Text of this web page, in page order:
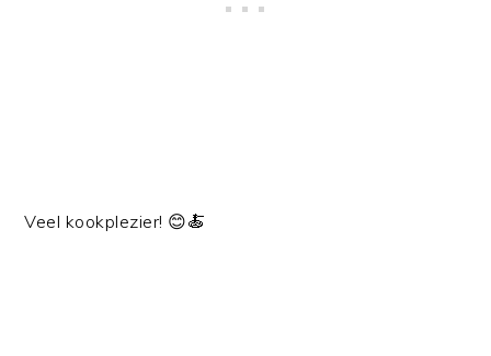
Veel kookplezier! 😊🍝